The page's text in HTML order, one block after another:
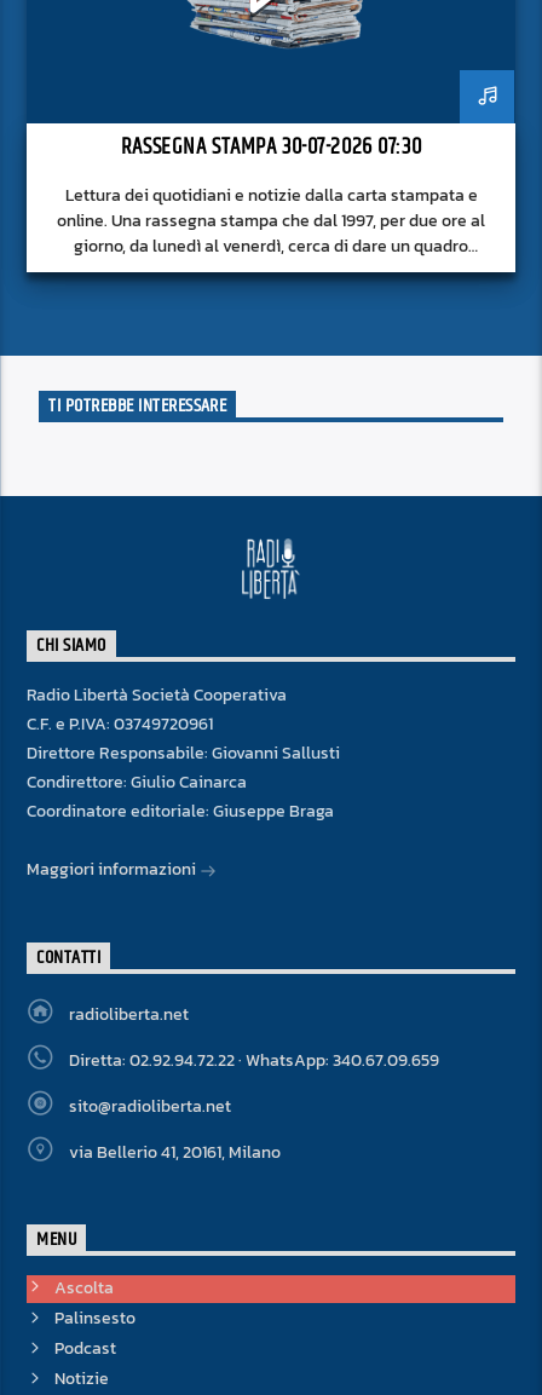
RASSEGNA STAMPA 30-07-2026 07:30
Lettura dei quotidiani e notizie dalla carta stampata e
online. Una rassegna stampa che dal 1997, per due ore al
giorno, da lunedì al venerdì, cerca di dare un quadro
approfondito delle notizie del giorno, senza fermarsi alla
TI POTREBBE INTERESSARE
CHI SIAMO
Radio Libertà Società Cooperativa
C.F. e P.IVA: 03749720961
Direttore Responsabile: Giovanni Sallusti
Condirettore: Giulio Cainarca
Coordinatore editoriale: Giuseppe Braga
Maggiori informazioni
CONTATTI
radioliberta.net
Diretta: 02.92.94.72.22 · WhatsApp: 340.67.09.659
sito@radioliberta.net
via Bellerio 41, 20161, Milano
MENU
Ascolta
Palinsesto
Podcast
Notizie